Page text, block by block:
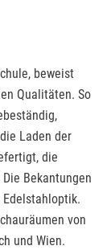
beweist
Qualitäten. So
Laden der
die
Bekantungen
von
und Wien.